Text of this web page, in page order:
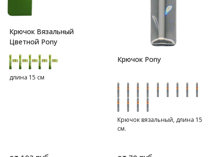
Крючок Вязальный
Цветной Pony
длина 15 см
Крючок Pony
Крючок вязальный, длина 15
см.